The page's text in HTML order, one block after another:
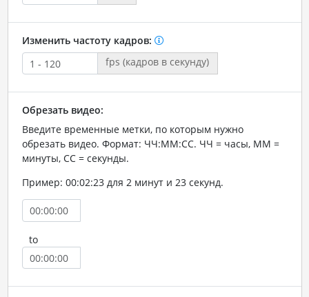
Изменить частоту кадров:
fps (кадров в секунду)
Обрезать видео:
Введите временные метки, по которым нужно
обрезать видео. Формат: ЧЧ:ММ:СС. ЧЧ = часы, ММ =
минуты, СС = секунды.
Пример: 00:02:23 для 2 минут и 23 секунд.
to